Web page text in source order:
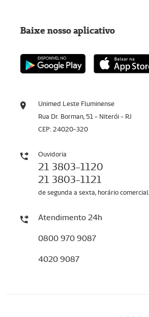
Unimed Leste Fluminense
Rua Dr. Borman, 51 - Niterói - RJ
CEP: 24020-320
Ouvidoria
21 3803-1120
21 3803-1121
de segunda a sexta, horário comercial
Atendimento 24h
0800 970 9087
4020 9087
Baixe nosso aplicativo